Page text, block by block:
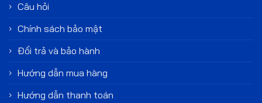
Câu hỏi
Chính sách bảo mật
Đổi trả và bảo hành
Hướng dẫn mua hàng
Hướng dẫn thanh toán